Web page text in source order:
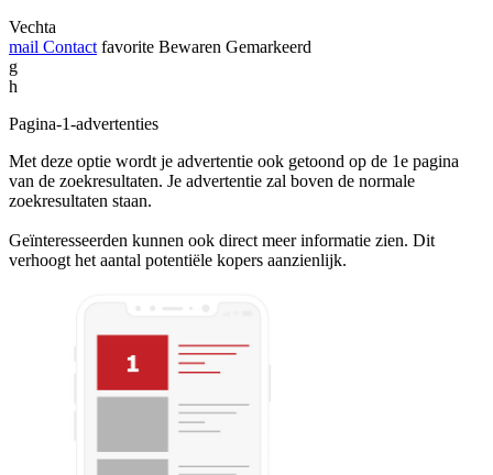
Vechta
mail Contact favorite Bewaren Gemarkeerd
g
h
Pagina-1-advertenties
Met deze optie wordt je advertentie ook getoond op de 1e pagina
van de zoekresultaten. Je advertentie zal boven de normale
zoekresultaten staan.
Geïnteresseerden kunnen ook direct meer informatie zien. Dit
verhoogt het aantal potentiële kopers aanzienlijk.